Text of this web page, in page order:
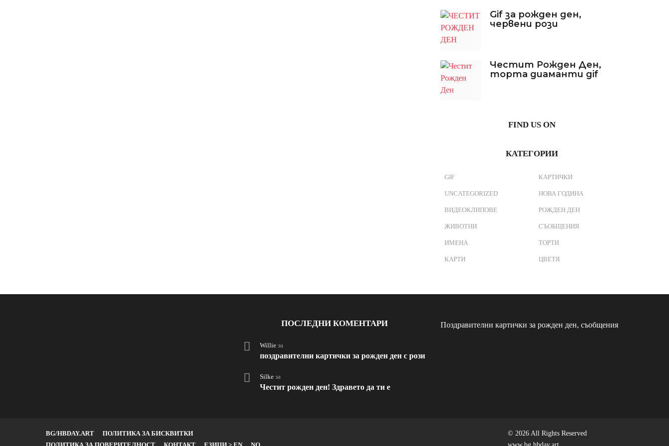
Gif за рожден ден,
червени рози
Честит Рожден Ден,
торта диаманти gif
FIND US ON
КАТЕГОРИИ
GIF
UNCATEGORIZED
ВИДЕОКЛИПОВЕ
ЖИВОТНИ
ИМЕНА
КАРТИ
КАРТИЧКИ
НОВА ГОДИНА
РОЖДЕН ДЕН
СЪОБЩЕНИЯ
ТОРТИ
ЦВЕТЯ
ПОСЛЕДНИ КОМЕНТАРИ
Willieза
поздравителни картички за рожден ден с рози
Silkeза
Честит рожден ден! Здравето да ти е
Поздравителни картички за рожден ден, съобщения
BG/HBDAY.ART
ПОЛИТИКА ЗА БИСКВИТКИ
© 2026 All Rights Reserved